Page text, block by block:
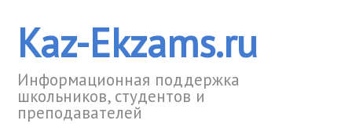
Kaz-Ekzams.ru
Информационная поддержка
школьников, студентов и
преподавателей